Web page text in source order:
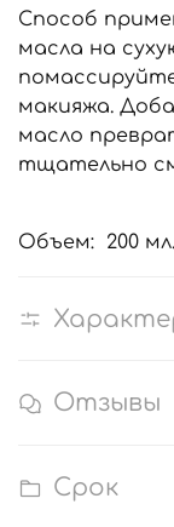
Способ
масла на
макияжа.
масло
тщательно
Объем: 200 мл.
Отзывы
Срок